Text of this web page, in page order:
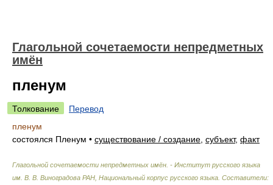
Глагольной сочетаемости непредметных
имён
пленум
Толкование
Перевод
пленум
состоялся Пленум • существование / создание субъект, факт
Глагольной сочетаемости непредметных имён. - Институт русского языка
им. В. В. Виноградова РАН, Национальный корпус русского языка Составители: